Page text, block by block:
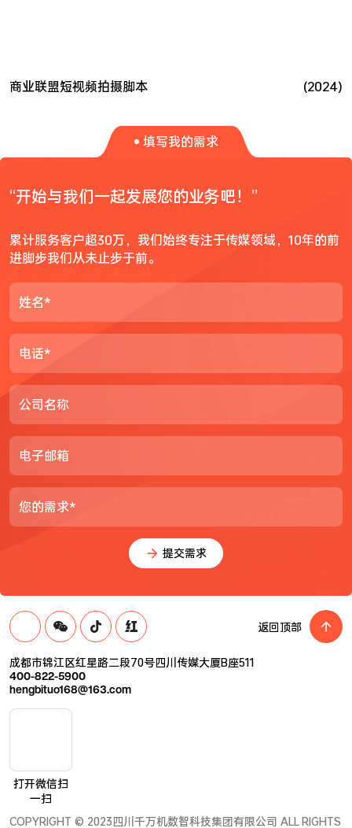
商业联盟短视频拍摄脚本 (2024)
填写我的需求
“开始与我们一起发展您的业务吧！”
累计服务客户超30万，我们始终专注于传媒领域，10年的前
进脚步我们从未止步于前。
姓名*
电话*
公司名称
电子邮箱
您的需求*
提交需求
返回顶部
成都市锦江区红星路二段70号四川传媒大厦B座511
400-822-5900
hengbituo168@163.com
打开微信扫
一扫
COPYRIGHT © 2023四川千万机数智科技集团有限公司 ALL RIGHTS